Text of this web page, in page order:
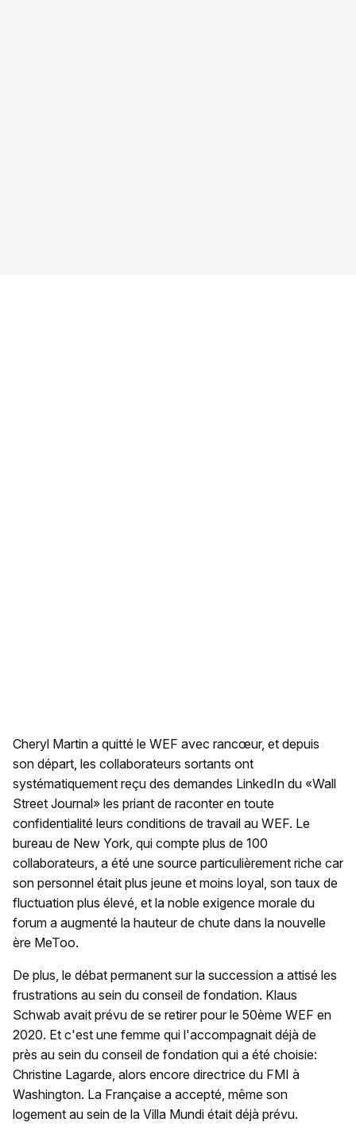
Cheryl Martin a quitté le WEF avec rancœur, et depuis
son départ, les collaborateurs sortants ont
systématiquement reçu des demandes LinkedIn du «Wall
Street Journal» les priant de raconter en toute
confidentialité leurs conditions de travail au WEF. Le
bureau de New York, qui compte plus de 100
collaborateurs, a été une source particulièrement riche car
son personnel était plus jeune et moins loyal, son taux de
fluctuation plus élevé, et la noble exigence morale du
forum a augmenté la hauteur de chute dans la nouvelle
ère MeToo.
De plus, le débat permanent sur la succession a attisé les
frustrations au sein du conseil de fondation. Klaus
Schwab avait prévu de se retirer pour le 50ème WEF en
2020. Et c'est une femme qui l'accompagnait déjà de
près au sein du conseil de fondation qui a été choisie:
Christine Lagarde, alors encore directrice du FMI à
Washington. La Française a accepté, même son
logement au sein de la Villa Mundi était déjà prévu.